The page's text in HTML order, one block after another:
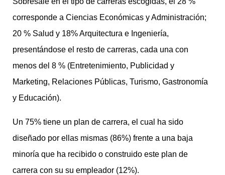
corresponde a Ciencias Económicas y Administración;
20 % Salud y 18% Arquitectura e Ingeniería,
presentándose el resto de carreras, cada una con
menos del 8 % (Entretenimiento, Publicidad y
Marketing, Relaciones Públicas, Turismo, Gastronomía
y Educación).
Un 75% tiene un plan de carrera, el cual ha sido
diseñado por ellas mismas (86%) frente a una baja
minoría que ha recibido o construido este plan de
carrera con su su empleador (12%).